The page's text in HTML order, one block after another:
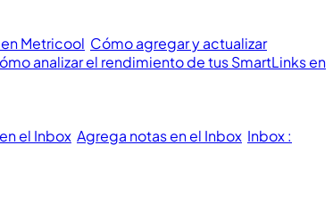
Metricool Cómo agregar y actualizar
analizar el rendimiento de tus SmartLinks en
el Inbox Agrega notas en el Inbox Inbox :